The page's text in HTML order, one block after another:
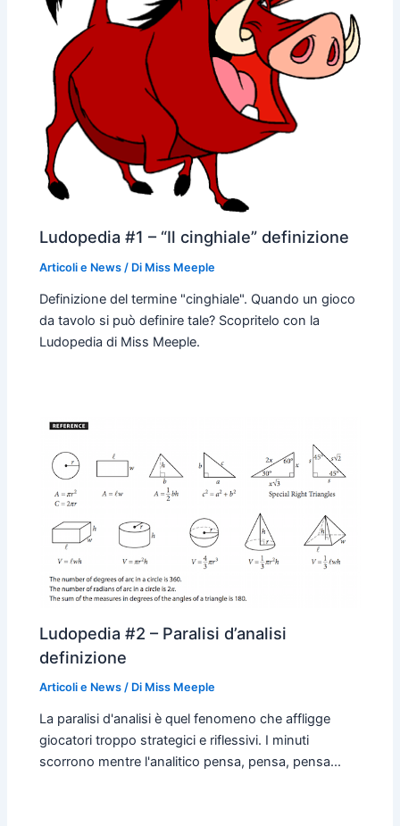
Ludopedia #1 – “Il cinghiale” definizione
Articoli e News / Di Miss Meeple
Definizione del termine "cinghiale". Quando un gioco
da tavolo si può definire tale? Scopritelo con la
Ludopedia di Miss Meeple.
Ludopedia #2 – Paralisi d’analisi
definizione
Articoli e News / Di Miss Meeple
La paralisi d'analisi è quel fenomeno che affligge
giocatori troppo strategici e riflessivi. I minuti
scorrono mentre l'analitico pensa, pensa, pensa...